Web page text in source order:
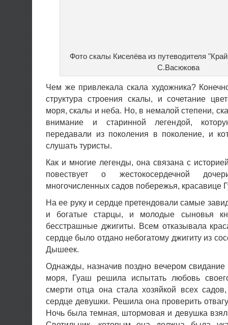
Фото скалы Киселёва из путеводителя
С.Васюкова
Чем же привлекала скала художника?
структура строения скалы, и сочетание
моря, скалы и неба. Но, в немалой степени,
внимание и старинной легендой,
передавали из поколения в поколение, и
слушать туристы.
Как и многие легенды, она связана с
повествует о жестокосердечной
многочисленных садов побережья, красавице
На ее руку и сердце претендовали самые
и богатые старцы, и молодые сыновья
бесстрашные джигиты. Всем отказывала
сердце было отдано небогатому джигиту из
Дышеек.
Однажды, назначив поздно вечером
моря, Гуаш решила испытать любовь
смерти отца она стала хозяйкой всех
сердце девушки. Решила она проверить
Ночь была темная, штормовая и девушка